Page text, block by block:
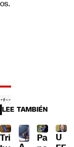
os.
LEE TAMBIÉN
Tri
Pa
U